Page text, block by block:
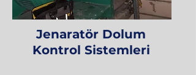
Jenaratör Dolum
Kontrol Sistemleri